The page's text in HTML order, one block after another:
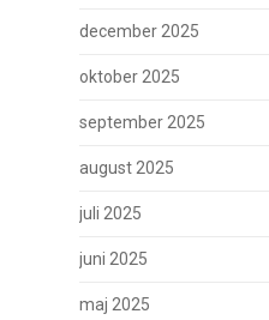
december 2025
oktober 2025
september 2025
august 2025
juli 2025
juni 2025
maj 2025